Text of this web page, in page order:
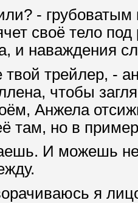
-
своё тело
и наваждения
трейлер, -
чтобы
Анжела
там, но в
И можешь
я